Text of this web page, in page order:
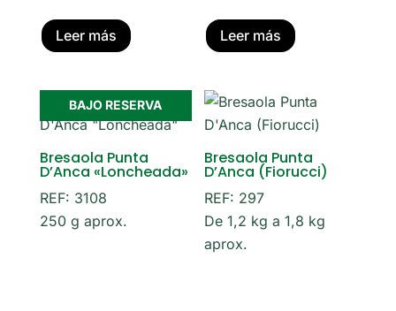
Leer más Leer más
BAJO RESERVA
Bresaola Punta
D’Anca «Loncheada»
REF: 3108
250 g aprox.
Bresaola Punta
D’Anca (Fiorucci)
REF: 297
De 1,2 kg a 1,8 kg
aprox.